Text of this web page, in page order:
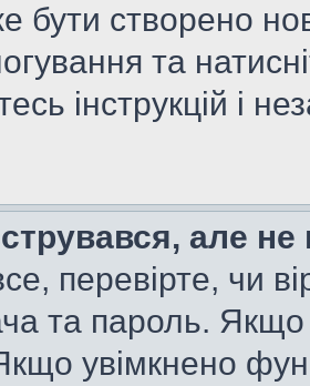
бути створено
та
інструкцій і
але
перевірте, чи
та пароль.
увімкнено